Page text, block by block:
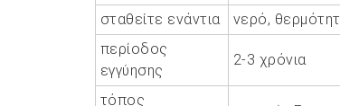
σταθείτε ενάντια
νερό,
περίοδος
εγγύησης
2-3 χρόνια
τόπος